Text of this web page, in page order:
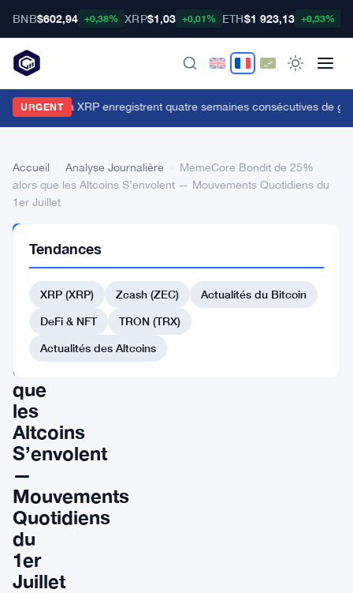
BNB$602,94 +0,38% XRP$1,03 +0,01% ETH$1 923,13 +0,53%
URGENT
ETFs liés à XRP enregistrent quatre semaines consécutives de
Accueil Analyse Journalière
MemeCore Bondit de 25%
alors que les Altcoins S’envolent — Mouvements Quotidiens du
1er Juillet
JOURNALIÈRE
Bondit
25%
alors
que
les
Altcoins
S’envolent
—
Mouvements
Quotidiens
du
1er
Juillet
Tendances
XRP (XRP) Zcash (ZEC)
Actualités du Bitcoin
DeFi & NFT
TRON (TRX)
Actualités des Altcoins